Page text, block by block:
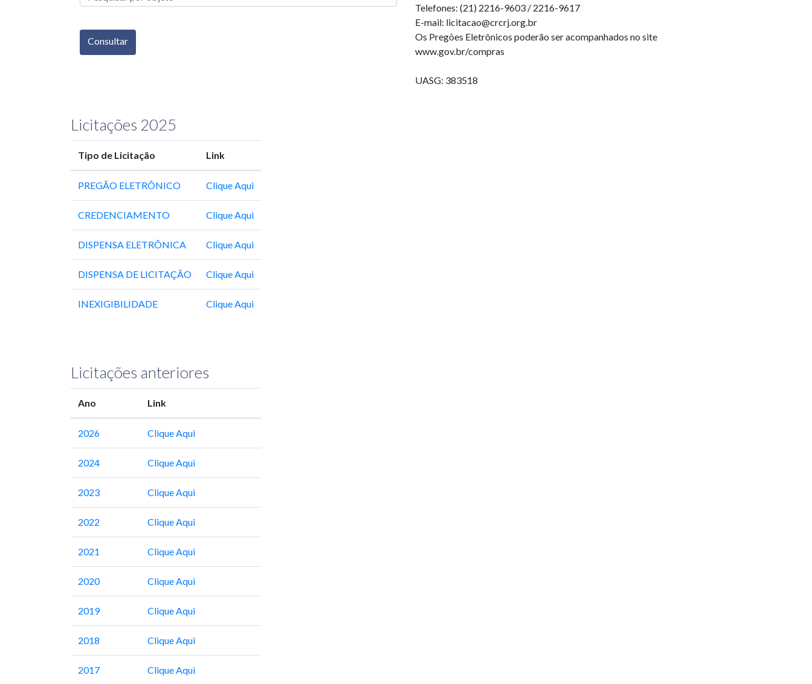
Telefones: (21) 2216-9603 / 2216-9617
E-mail: licitacao@crcrj.org.br
Consultar
Os Pregões Eletrônicos poderão ser acompanhados no site
www.gov.br/compras
UASG: 383518
Licitações 2025
Tipo de Licitação Link
PREGÃO ELETRÔNICO Clique Aqui
CREDENCIAMENTO Clique Aqui
DISPENSA ELETRÔNICA Clique Aqui
DISPENSA DE LICITAÇÃO Clique Aqui
INEXIGIBILIDADE Clique Aqui
Licitações anteriores
Ano Link
2026 Clique Aqui
2024 Clique Aqui
2023 Clique Aqui
2022 Clique Aqui
2021 Clique Aqui
2020 Clique Aqui
2019 Clique Aqui
2018 Clique Aqui
2017 Clique Aqui